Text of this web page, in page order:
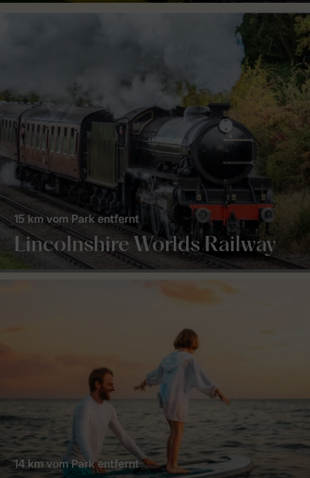
Lincolnshire Worlds Railway
15 km vom Park entfernt
14 km vom Park entfernt